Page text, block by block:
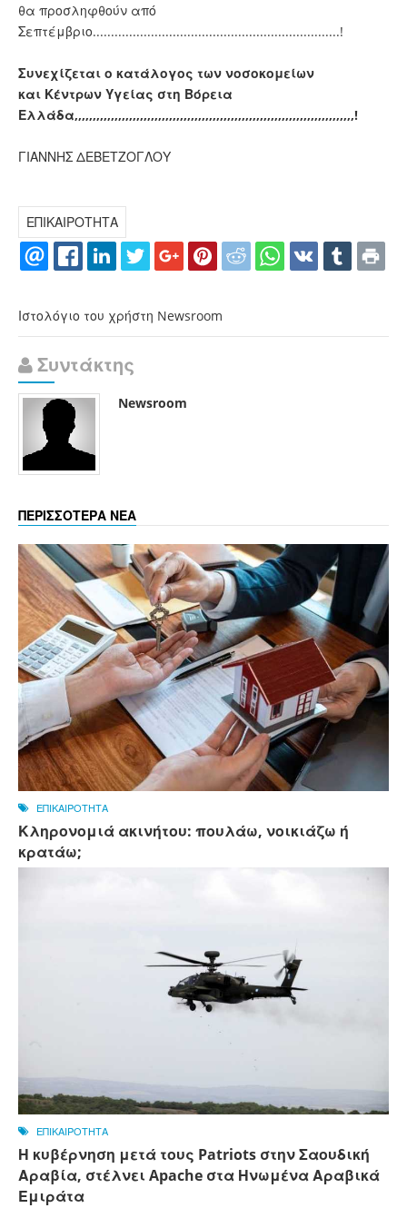
θα προσληφθούν από
Σεπτέμβριο....................................................................!
Συνεχίζεται ο κατάλογος των νοσοκομείων
και Κέντρων Υγείας στη Βόρεια
Ελλάδα,,,,,,,,,,,,,,,,,,,,,,,,,,,,,,,,,,,,,,,,,,,,,,,,,,,,,,,,,,,,,,,,,,,,,,,,,,,,,!
ΓΙΑΝΝΗΣ ΔΕΒΕΤΖΟΓΛΟΥ
ΕΠΙΚΑΙΡΟΤΗΤΑ
Ιστολόγιο του χρήστη Newsroom
Συντάκτης
Newsroom
ΠΕΡΙΣΣΟΤΕΡΑ ΝΕΑ
ΕΠΙΚΑΙΡΟΤΗΤΑ
Κληρονομιά ακινήτου: πουλάω, νοικιάζω ή
κρατάω;
ΕΠΙΚΑΙΡΟΤΗΤΑ
Η κυβέρνηση μετά τους Patriots στην Σαουδική
Αραβία, στέλνει Apache στα Ηνωμένα Αραβικά
Εμιράτα